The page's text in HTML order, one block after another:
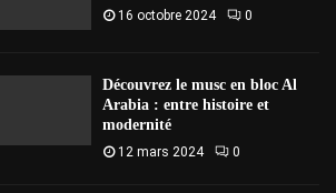
16 octobre 2024 0
Découvrez le musc en bloc Al
Arabia : entre histoire et
modernité
12 mars 2024 0